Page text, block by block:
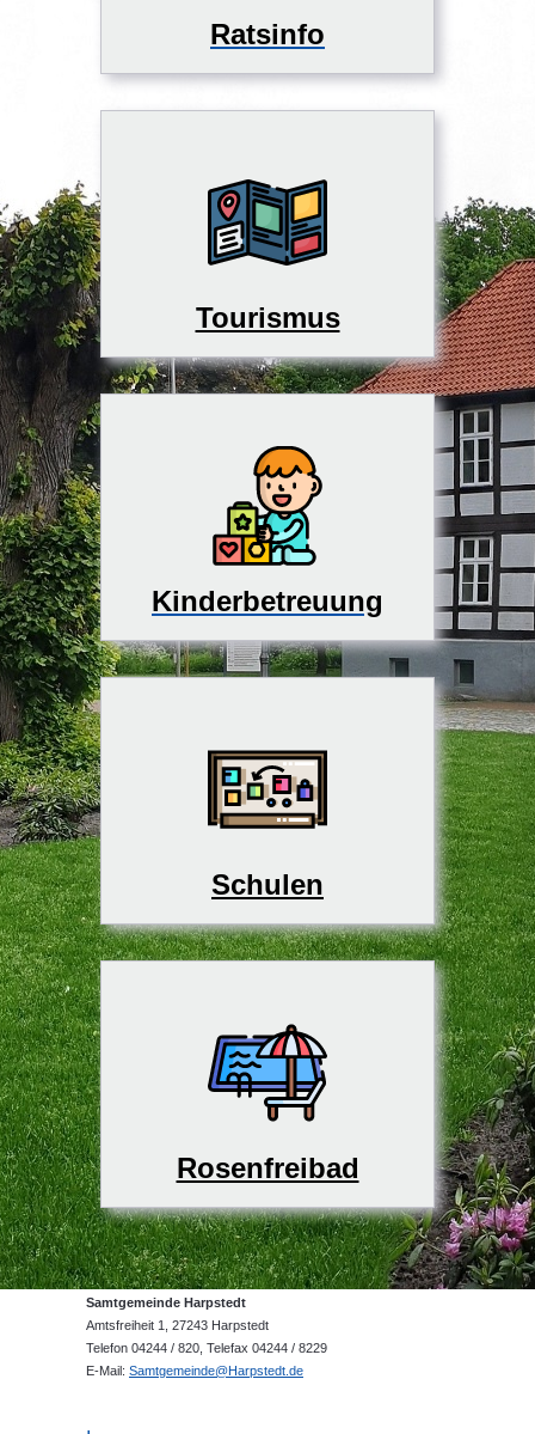
Ratsinfo
Tourismus
Kinderbetreuung
Schulen
Rosenfreibad
Samtgemeinde Harpstedt
Amtsfreiheit 1, 27243 Harpstedt
Telefon 04244 / 820, Telefax 04244 / 8229
E-Mail: Samtgemeinde@Harpstedt.de